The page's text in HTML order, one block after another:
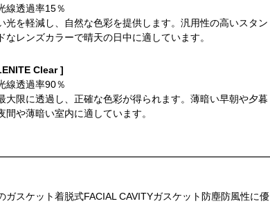
線透過率15％
光を軽減し、自然な色彩を提供します。汎用性の高いスタン
なレンズカラーで晴天の日中に適しています。
Clear ]
線透過率90％
大限に透過し、正確な色彩が得られます。薄暗い早朝や夕暮
間や薄暗い室内に適しています。
ガスケット着脱式FACIAL CAVITYガスケット防塵防風性に優